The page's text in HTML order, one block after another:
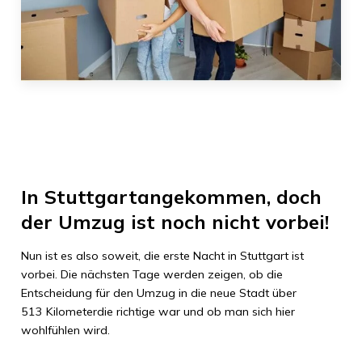
In Stuttgartangekommen, doch
der Umzug ist noch nicht vorbei!
Nun ist es also soweit, die erste Nacht in Stuttgartist
vorbei. Die nächsten Tage werden zeigen, ob die
Entscheidung für den Umzug in die neue Stadt über
513 Kilometerdie richtige war und ob man sich hier
wohlfühlen wird.